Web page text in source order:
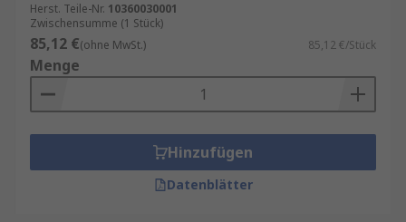
Herst. Teile-Nr. 10360030001
Zwischensumme (1 Stück)
85,12 €(ohne MwSt.) 85,12 €/Stück
Menge
Hinzufügen
Datenblätter